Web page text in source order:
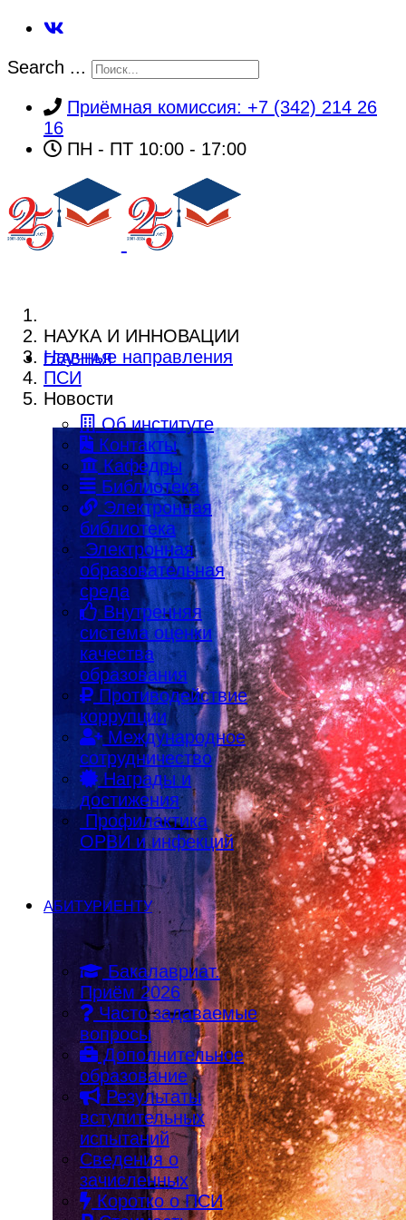
Search ...
Приёмная комиссия: +7 (342) 214 26
16
ПН - ПТ 10:00 - 17:00
ГЛАВНАЯ
Об институте
Контакты
Кафедры
Библиотека
Электронная
библиотека
Электронная
образовательная
среда
Внутренняя
система оценки
качества
образования
Противодействие
коррупции
Международное
сотрудничество
Награды и
достижения
Профилактика
ОРВИ и инфекций
АБИТУРИЕНТУ
Бакалавриат.
Приём 2026
Часто задаваемые
вопросы
Дополнительное
образование
Результаты
вступительных
испытаний
Сведения о
зачисленных
Коротко о ПСИ
НАУКА И ИННОВАЦИИ
Научные направления
ПСИ
Новости